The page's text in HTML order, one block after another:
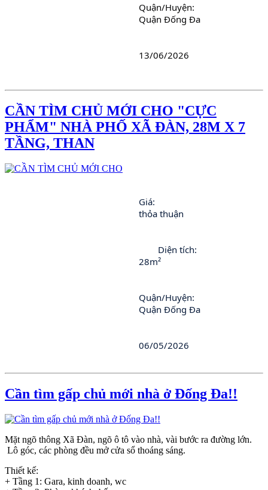
Quận/Huyện:
Quận Đống Đa
13/06/2026
CẦN TÌM CHỦ MỚI CHO "CỰC
PHẨM" NHÀ PHỐ XÃ ĐÀN, 28M X 7
TẦNG, THAN
Giá:
thỏa thuận
	Diện tích:
28m²
Quận/Huyện:
Quận Đống Đa
06/05/2026
Cần tìm gấp chủ mới nhà ở Đống Đa!!
Mặt ngõ thông Xã Đàn, ngõ ô tô vào nhà, vài bước ra đường lớn.
Lô góc, các phòng đều mở cửa sổ thoáng sáng.
Thiết kế:
+ Tầng 1: Gara, kinh doanh, wc